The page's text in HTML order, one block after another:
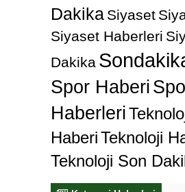
Dakika Siyaset
Siyaset Haberleri
Dakika
Spor Haberi
Haberleri
HaberiTeknoloji
Teknoloji Son